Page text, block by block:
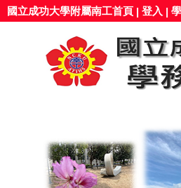
國立成功大學附屬南工首頁 | 登入 |